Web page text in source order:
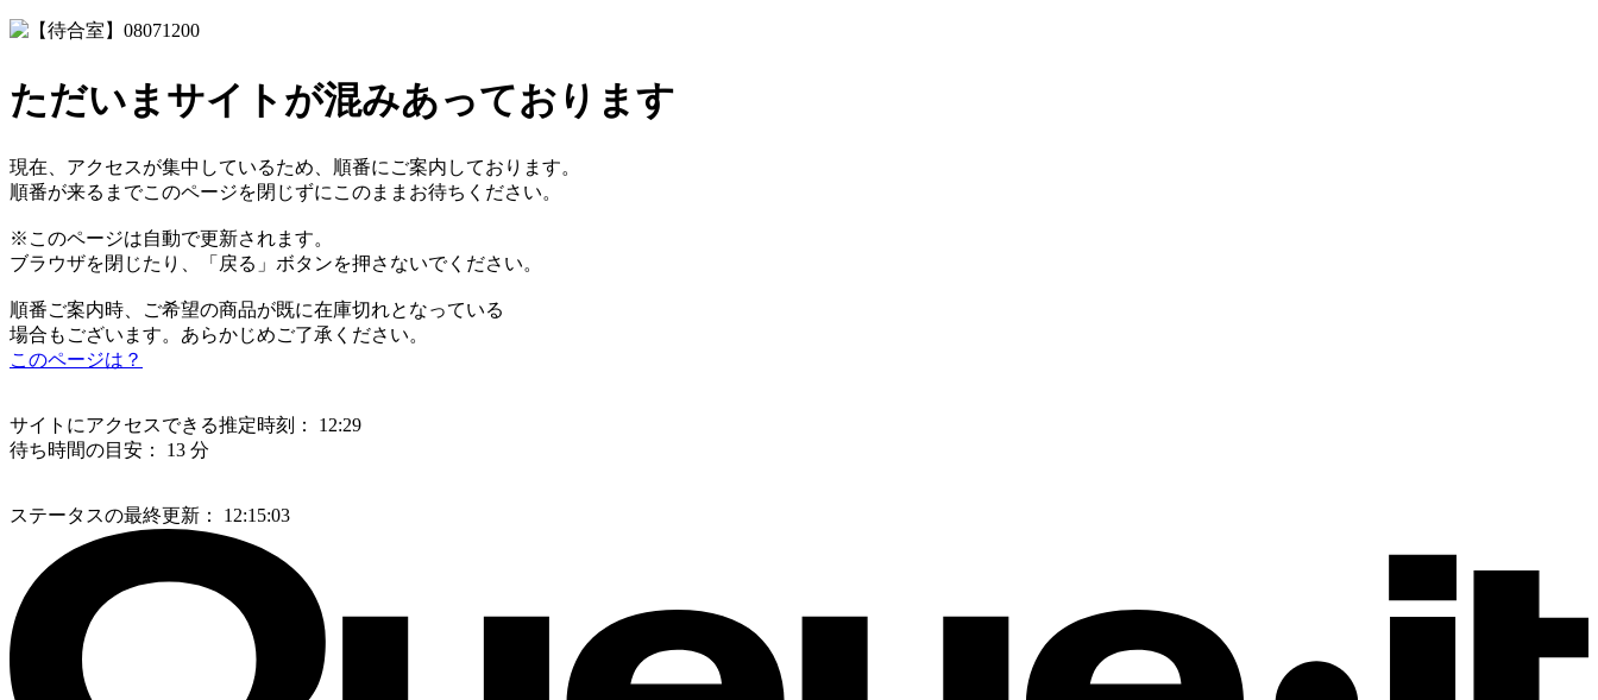
ただいまサイトが混みあっております
現在、アクセスが集中しているため、順番にご案内しております。
順番が来るまでこのページを閉じずにこのままお待ちください。
※このページは自動で更新されます。
ブラウザを閉じたり、「戻る」ボタンを押さないでください。
順番ご案内時、ご希望の商品が既に在庫切れとなっている
場合もございます。あらかじめご了承ください。
このページは？
サイトにアクセスできる推定時刻：
12:29
待ち時間の目安：
13 分
ステータスの最終更新： 12:15:03